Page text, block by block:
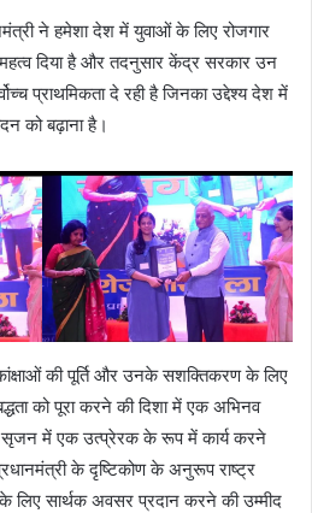
ने हमेशा देश में युवाओं के लिए रोजगार
दिया है और तदनुसार केंद्र सरकार उन
प्राथमिकता दे रही है जिनका उद्देश्य देश में
को बढ़ाना है।
की पूर्ति और उनके सशक्तिकरण के लिए
को पूरा करने की दिशा में एक अभिनव
सृजन में एक उत्प्रेरक के रूप में कार्य करने
के दृष्टिकोण के अनुरूप राष्ट्र
के लिए सार्थक अवसर प्रदान करने की उम्मीद